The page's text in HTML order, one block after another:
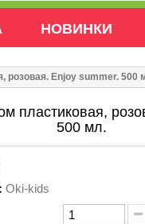
НОВИНКИ
розовая. Enjoy summer. 500
пластиковая,
500 мл.
Oki-kids